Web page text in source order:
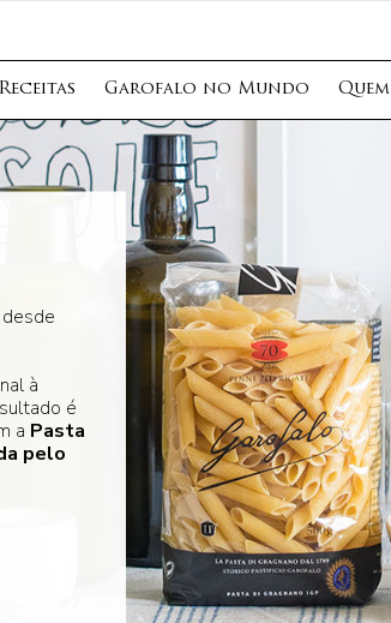
Receitas Garofalo no Mundo
à
é
a Pasta
pelo